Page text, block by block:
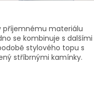
příjemnému materiálu
se kombinuje s dalšími
stylového topu s
stříbrnými kamínky.